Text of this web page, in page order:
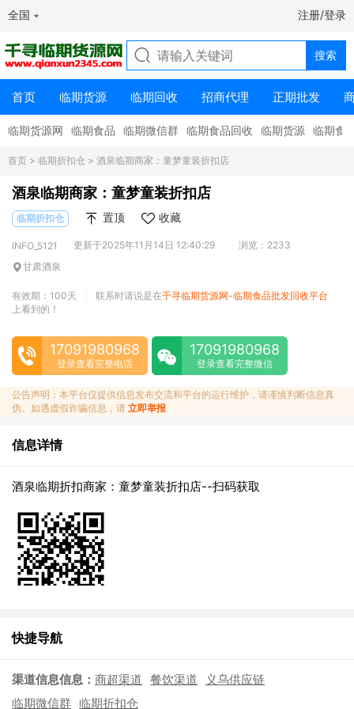
全国 注册/登录
首页 临期货源 临期回收 招商代理 正期批发
临期货源网 临期食品 临期微信群 临期食品回收 临期货源 临期食
首页 > 临期折扣仓 > 酒泉临期商家：童梦童装折扣店
酒泉临期商家：童梦童装折扣店
临期折扣仓 置顶 收藏
INFO_5121 更新于2025年11月14日 12:40:29
浏览：2233
甘肃酒泉
有效期：100天 联系时请说是在千寻临期货源网-临期食品批发回收平台
上看到的！
17091980968
登录查看完整电话
17091980968
登录查看完整微信
公告声明：本平台仅提供信息发布交流和平台的运行维护，请谨慎判断信息真
伪。如遇虚假诈骗信息，请 立即举报
信息详情
酒泉临期折扣商家：童梦童装折扣店--扫码获取
快捷导航
渠道信息信息： 商超渠道 餐饮渠道
义乌供应链
临期微信群 临期折扣仓